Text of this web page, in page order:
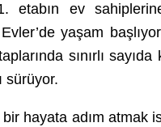
etabın ev
yaşam
sınırlı
sürüyor.
hayata adım atmak